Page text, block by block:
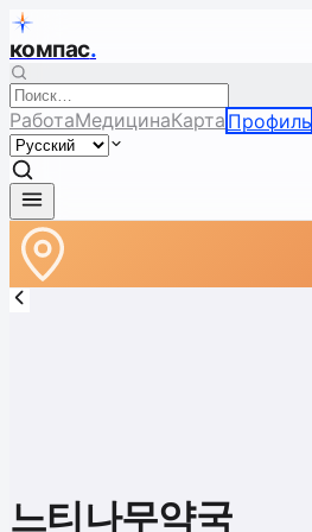
компас.
РаботаМедицинаКарта Профиль
느티나무약국